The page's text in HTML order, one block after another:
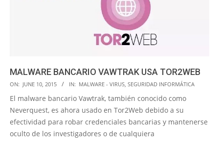
MALWARE BANCARIO VAWTRAK USA TOR2WEB
2015-
06-
10
ON: JUNE 10, 2015 IN: MALWARE - VIRUS SEGURIDAD INFORMÁTICA
El malware bancario Vawtrak, también conocido como
Neverquest, es ahora usado en Tor2Web debido a su
efectividad para robar credenciales bancarias y mantenerse
oculto de los investigadores o de cualquiera